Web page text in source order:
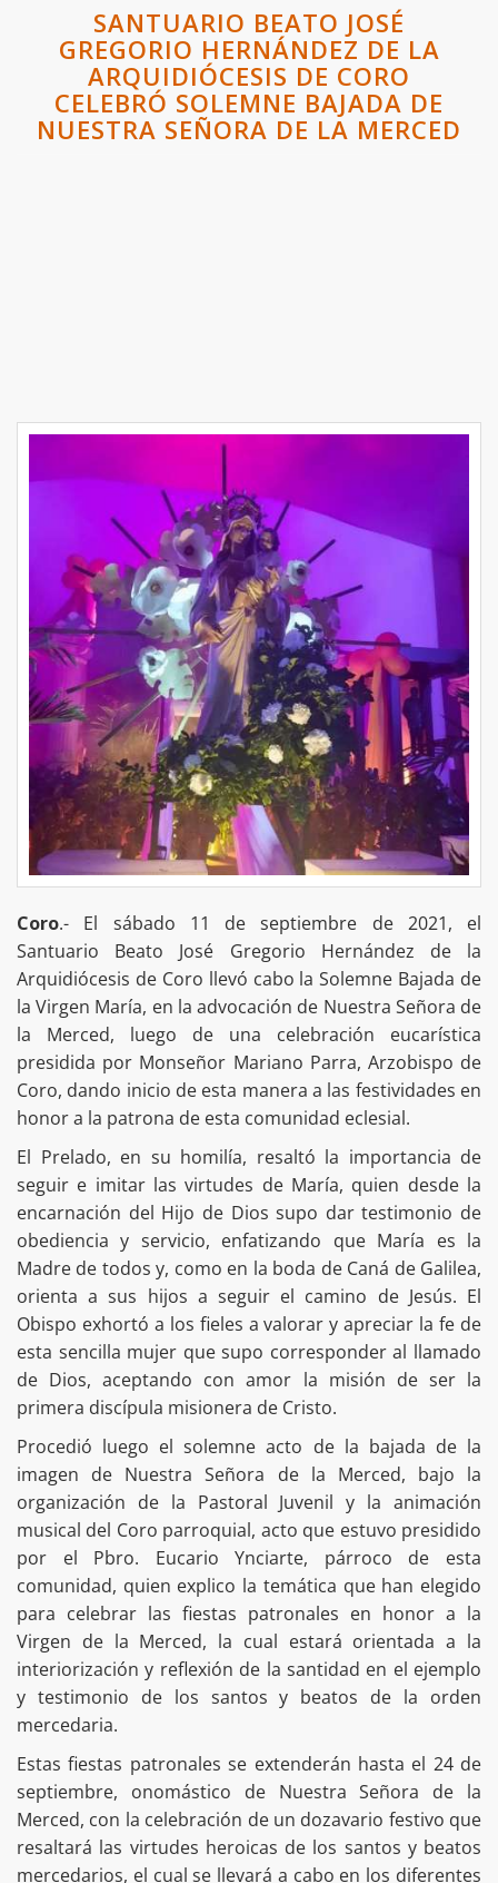
SANTUARIO BEATO JOSÉ
GREGORIO HERNÁNDEZ DE LA
ARQUIDIÓCESIS DE CORO
CELEBRÓ SOLEMNE BAJADA DE
NUESTRA SEÑORA DE LA MERCED
Coro.- El sábado 11 de septiembre de 2021, el
Santuario Beato José Gregorio Hernández de la
Arquidiócesis de Coro llevó cabo la Solemne Bajada de
la Virgen María, en la advocación de Nuestra Señora de
la Merced, luego de una celebración eucarística
presidida por Monseñor Mariano Parra, Arzobispo de
Coro, dando inicio de esta manera a las festividades en
honor a la patrona de esta comunidad eclesial.
El Prelado, en su homilía, resaltó la importancia de
seguir e imitar las virtudes de María, quien desde la
encarnación del Hijo de Dios supo dar testimonio de
obediencia y servicio, enfatizando que María es la
Madre de todos y, como en la boda de Caná de Galilea,
orienta a sus hijos a seguir el camino de Jesús. El
Obispo exhortó a los fieles a valorar y apreciar la fe de
esta sencilla mujer que supo corresponder al llamado
de Dios, aceptando con amor la misión de ser la
primera discípula misionera de Cristo.
Procedió luego el solemne acto de la bajada de la
imagen de Nuestra Señora de la Merced, bajo la
organización de la Pastoral Juvenil y la animación
musical del Coro parroquial, acto que estuvo presidido
por el Pbro. Eucario Ynciarte, párroco de esta
comunidad, quien explico la temática que han elegido
para celebrar las fiestas patronales en honor a la
Virgen de la Merced, la cual estará orientada a la
interiorización y reflexión de la santidad en el ejemplo
y testimonio de los santos y beatos de la orden
mercedaria.
Estas fiestas patronales se extenderán hasta el 24 de
septiembre, onomástico de Nuestra Señora de la
Merced, con la celebración de un dozavario festivo que
resaltará las virtudes heroicas de los santos y beatos
mercedarios, el cual se llevará a cabo en los diferentes